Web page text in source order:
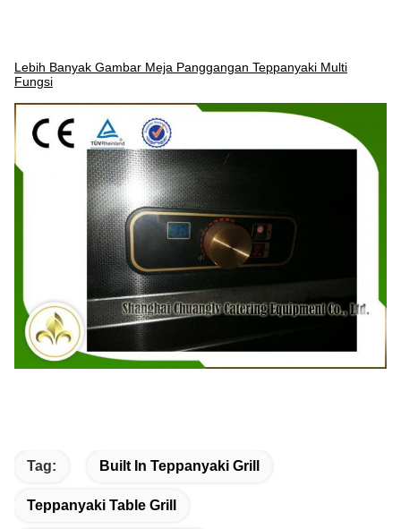
Lebih Banyak Gambar Meja Panggangan Teppanyaki Multi
Fungsi
Tag: Built In Teppanyaki Grill
Teppanyaki Table Grill